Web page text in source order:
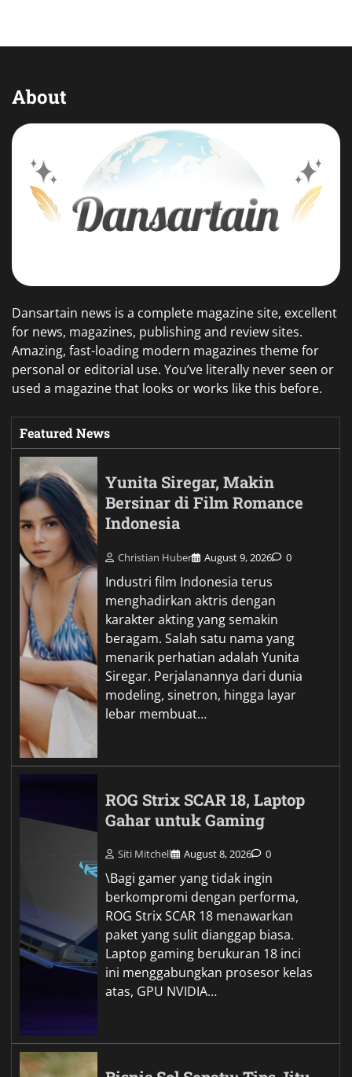
About
Dansartain news is a complete magazine site, excellent
for news, magazines, publishing and review sites.
Amazing, fast-loading modern magazines theme for
personal or editorial use. You’ve literally never seen or
used a magazine that looks or works like this before.
Featured News
Yunita Siregar, Makin
Bersinar di Film Romance
Indonesia
Christian Huber August 9, 2026 0
Industri film Indonesia terus
menghadirkan aktris dengan
karakter akting yang semakin
beragam. Salah satu nama yang
menarik perhatian adalah Yunita
Siregar. Perjalanannya dari dunia
modeling, sinetron, hingga layar
lebar membuat…
ROG Strix SCAR 18, Laptop
Gahar untuk Gaming
Siti Mitchell August 8, 2026 0
\Bagi gamer yang tidak ingin
berkompromi dengan performa,
ROG Strix SCAR 18 menawarkan
paket yang sulit dianggap biasa.
Laptop gaming berukuran 18 inci
ini menggabungkan prosesor kelas
atas, GPU NVIDIA…